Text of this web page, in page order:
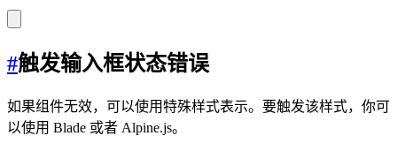
#触发输入框状态错误
如果组件无效，可以使用特殊样式表示。要触发该样式，你可
以使用 Blade 或者 Alpine.js。